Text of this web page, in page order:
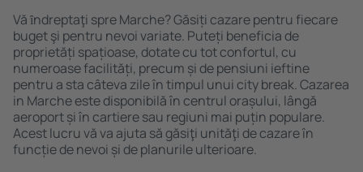
Vă ȋndreptaţi spre Marche? Găsiți cazare pentru fiecare
buget şi pentru nevoi variate. Puteți beneficia de
proprietăți spațioase, dotate cu tot confortul, cu
numeroase facilități, precum și de pensiuni ieftine
pentru a sta câteva zile în timpul unui city break. Cazarea
in Marche este disponibilă în centrul orașului, lângă
aeroport și în cartiere sau regiuni mai puțin populare.
Acest lucru vă va ajuta să găsiţi unităţi de cazare în
funcție de nevoi și de planurile ulterioare.